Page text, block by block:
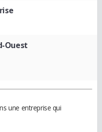
Ouest
une entreprise qui